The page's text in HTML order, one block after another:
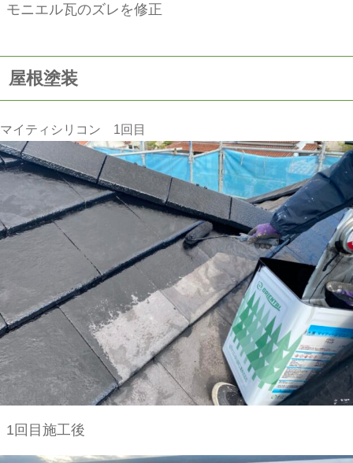
モニエル瓦のズレを修正
屋根塗装
マイティシリコン 1回目
1回目施工後